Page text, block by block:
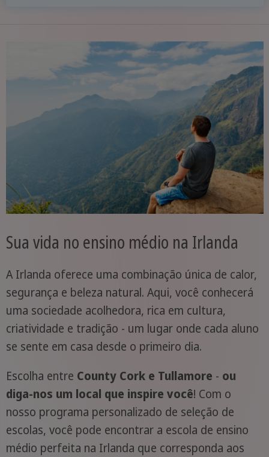
Sua vida no ensino médio na Irlanda
A Irlanda oferece uma combinação única de calor,
segurança e beleza natural. Aqui, você conhecerá
uma sociedade acolhedora, rica em cultura,
criatividade e tradição - um lugar onde cada aluno
se sente em casa desde o primeiro dia.
Escolha entre County Cork e Tullamore - ou
diga-nos um local que inspire você! Com o
nosso programa personalizado de seleção de
escolas, você pode encontrar a escola de ensino
médio perfeita na Irlanda que corresponda aos